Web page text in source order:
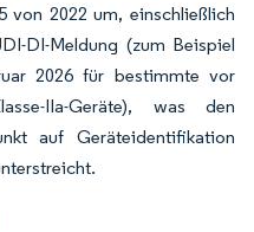
von 2022 um, einschließlich
DI-Meldung (zum Beispiel
2026 für bestimmte vor
IIa-Geräte), was den
auf Geräteidentifikation